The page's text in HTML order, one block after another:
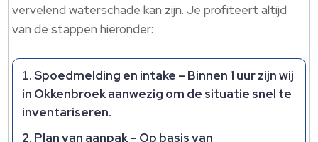
vervelend waterschade kan zijn.​ Je profiteert altijd
van de stappen hieronder:
Spoedmelding en intake – Binnen 1 uur zijn wij
in Okkenbroek aanwezig om de situatie snel te
inventariseren.​
Plan van aanpak– Op basis van